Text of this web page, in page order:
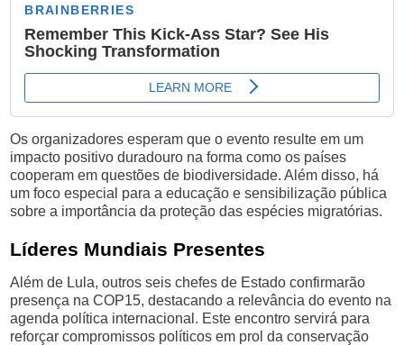
Os organizadores esperam que o evento resulte em um
impacto positivo duradouro na forma como os países
cooperam em questões de biodiversidade. Além disso, há
um foco especial para a educação e sensibilização pública
sobre a importância da proteção das espécies migratórias.
Líderes Mundiais Presentes
Além de Lula, outros seis chefes de Estado confirmarão
presença na COP15, destacando a relevância do evento na
agenda política internacional. Este encontro servirá para
reforçar compromissos políticos em prol da conservação